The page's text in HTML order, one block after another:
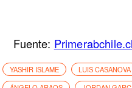
Fuente:
YASHIR ISLAME LUIS CASANOVA